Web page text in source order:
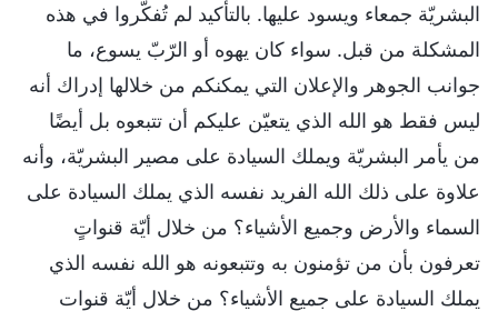
البشريّة جمعاء ويسود عليها. بالتأكيد لم تُفكّروا في هذه
المشكلة من قبل. سواء كان يهوه أو الرّبّ يسوع، ما
جوانب الجوهر والإعلان التي يمكنكم من خلالها إدراك أنه
ليس فقط هو الله الذي يتعيّن عليكم أن تتبعوه بل أيضًا
من يأمر البشريّة ويملك السيادة على مصير البشريّة، وأنه
علاوة على ذلك الله الفريد نفسه الذي يملك السيادة على
السماء والأرض وجميع الأشياء؟ من خلال أيّة قنواتٍ
تعرفون بأن من تؤمنون به وتتبعونه هو الله نفسه الذي
يملك السيادة على جميع الأشياء؟ من خلال أيّة قنوات